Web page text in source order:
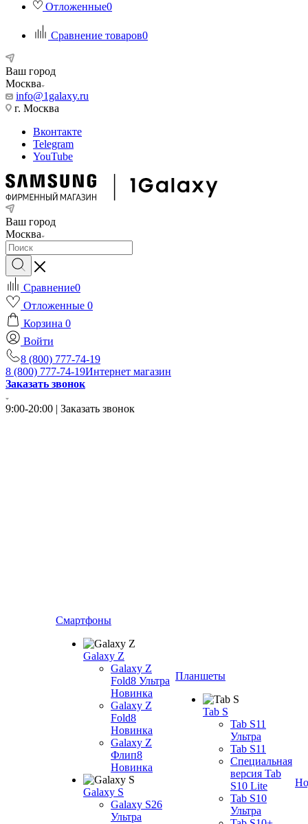
Отложенные0
Сравнение товаров0
Ваш город
Москва
info@1galaxy.ru
г. Москва
Вконтакте
Telegram
YouTube
Ваш город
Москва
Сравнение0
Отложенные 0
Корзина 0
Войти
8 (800) 777-74-19
8 (800) 777-74-19Интернет магазин
Заказать звонок
9:00-20:00 | Заказать звонок
Смартфоны
Galaxy Z
Galaxy Z
Fold8 Ультра
Новинка
Galaxy Z
Fold8
Новинка
Galaxy Z
Флип8
Новинка
Galaxy S
Galaxy S26
Ультра
Планшеты
Tab S
Tab S11
Ультра
Tab S11
Специальная
версия Tab
S10 Lite
Tab S10
Ультра